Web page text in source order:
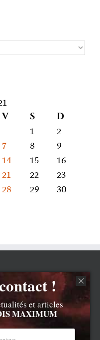
V S D
1
2
7 8
9
14 15
16
21 22
23
28 29
30
!
et articles
MAXIMUM